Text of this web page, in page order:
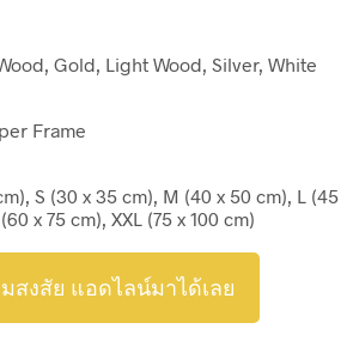
Gold, Light Wood, Silver, White
Frame
S (30 x 35 cm), M (40 x 50 cm), L (45
x 75 cm), XXL (75 x 100 cm)
สงสัย แอดไลน์มาได้เลย